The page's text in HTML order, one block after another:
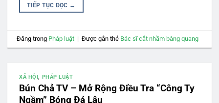
TIẾP TỤC ĐỌC →
Đăng trong Pháp luật | Được gắn thẻ Bác sĩ cắt nhầm bàng quang
XÃ HỘI, PHÁP LUẬT
Bún Chả TV – Mở Rộng Điều Tra “Công Ty
Ngầm” Bóng Đá Lậu